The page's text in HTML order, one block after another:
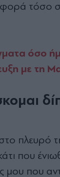
τόσο
όσο
με τη
πλευρό
που
που